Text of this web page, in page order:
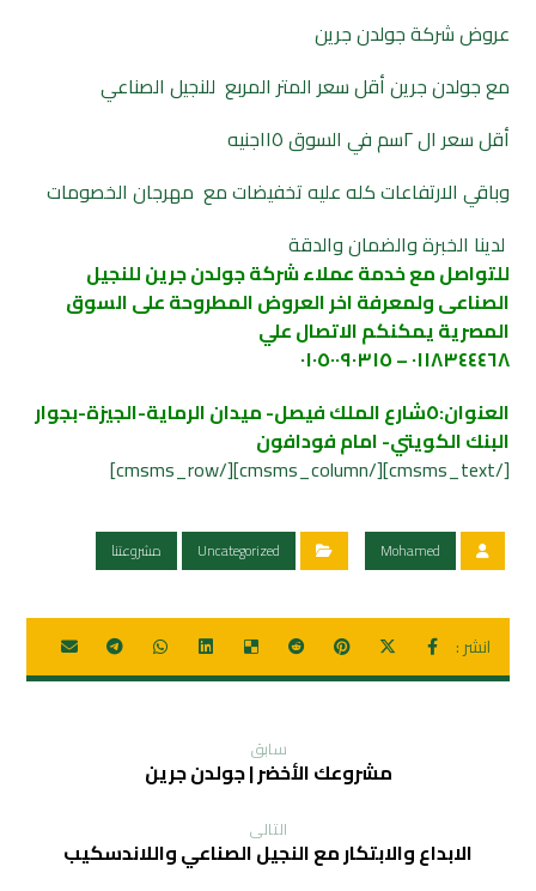
عروض شركة جولدن جرين
مع جولدن جرين أقل سعر المتر المربع للنجيل الصناعي
أقل سعر ال ٢سم في السوق ١١٥جنيه
وباقي الارتفاعات كله عليه تخفيضات مع مهرجان الخصومات
لدينا الخبرة والضمان والدقة
للتواصل مع خدمة عملاء شركة جولدن جرين للنجيل
الصناعى ولمعرفة اخر العروض المطروحة على السوق
المصرية يمكنكم الاتصال علي
٠١١٨٣٤٤٤٦٨ – ٠١٠٥٠٠٩٠٣١٥
العنوان:٥شارع الملك فيصل- ميدان الرماية-الجيزة-بجوار
البنك الكويتي- امام فودافون
[/cmsms_text][/cmsms_column][/cmsms_row]
Mohamed
Uncategorized مشروعتنا
سابق
مشروعك الأخضر | جولدن جرين
التالی
الابداع والابتكار مع النجيل الصناعي واللاندسكيب